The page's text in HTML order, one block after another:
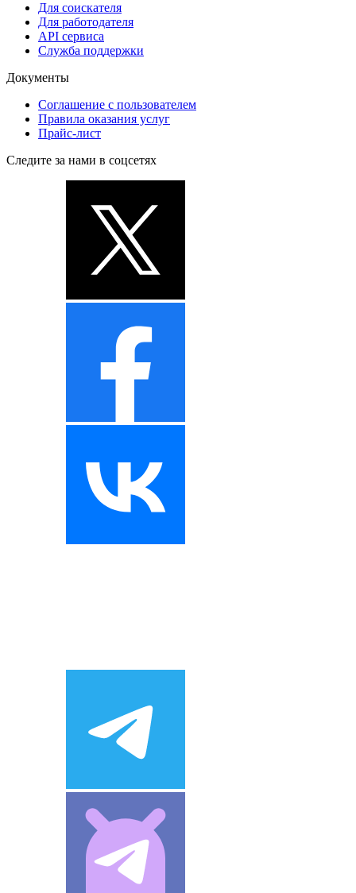
Для соискателя
Для работодателя
API сервиса
Служба поддержки
Документы
Соглашение с пользователем
Правила оказания услуг
Прайс-лист
Следите за нами в соцсетях